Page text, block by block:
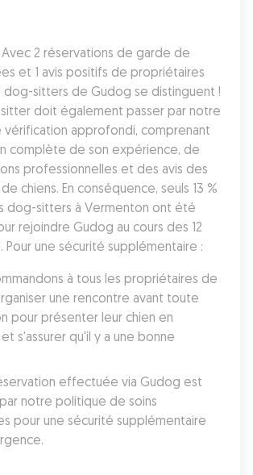
2 réservations de garde de
et 1 avis positifs de propriétaires
dog-sitters de Gudog se distinguent !
doit également passer par notre
vérification approfondi, comprenant
complète de son expérience, de
professionnelles et des avis des
chiens. En conséquence, seuls 13 %
dog-sitters à Vermenton ont été
rejoindre Gudog au cours des 12
Pour une sécurité supplémentaire :
à tous les propriétaires de
une rencontre avant toute
pour présenter leur chien en
s'assurer qu'il y a une bonne
effectuée via Gudog est
notre politique de soins
pour une sécurité supplémentaire